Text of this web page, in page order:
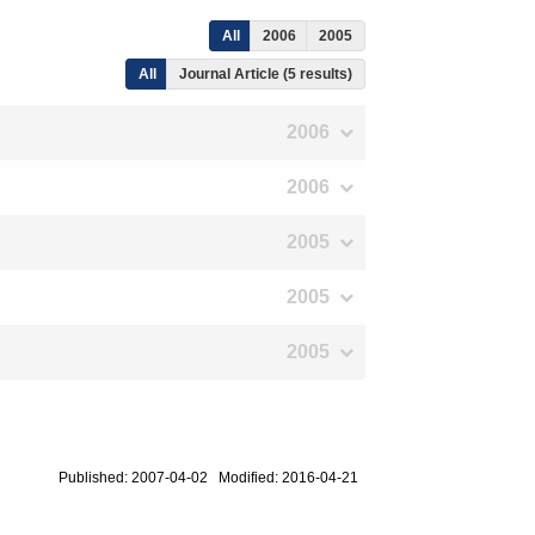
All 2006 2005
All Journal Article (5 results)
2006
2006
2005
2005
2005
Published: 2007-04-02 Modified: 2016-04-21